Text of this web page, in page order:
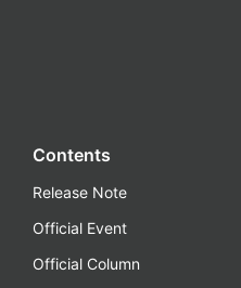
Contents
Release Note
Official Event
Official Column